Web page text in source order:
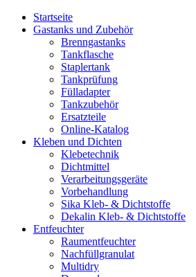
Startseite
Gastanks und Zubehör
Brenngastanks
Tankflasche
Staplertank
Tankprüfung
Fülladapter
Tankzubehör
Ersatzteile
Online-Katalog
Kleben und Dichten
Klebetechnik
Dichtmittel
Verarbeitungsgeräte
Vorbehandlung
Sika Kleb- & Dichtstoffe
Dekalin Kleb- & Dichtstoffe
Entfeuchter
Raumentfeuchter
Nachfüllgranulat
Multidry